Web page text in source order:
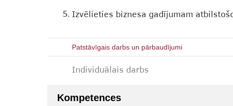
5. Izvēlieties biznesa gadījumam
Patstāvīgais darbs un pārbaudījumi
Individuālais darbs
Kompetences